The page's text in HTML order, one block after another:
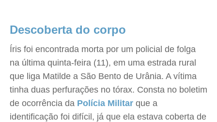
Descoberta do corpo
Íris foi encontrada morta por um policial de folga
na última quinta-feira (11), em uma estrada rural
que liga Matilde a São Bento de Urânia. A vítima
tinha duas perfurações no tórax. Consta no boletim
de ocorrência da Polícia Militar que a
identificação foi difícil, já que ela estava coberta de